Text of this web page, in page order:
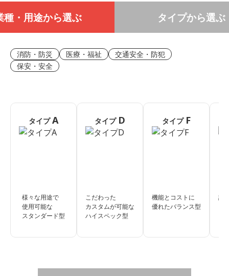
種・用途から選ぶ タイプから選ぶ
消防・防災 医療・福祉
交通安全・防犯
保安・安全
タイプA
様々な用途で
使用可能な
スタンダード型
タイプ D
こだわった
カスタムが可能な
ハイスペック型
タイプ F
機能とコストに
優れたバランス型
誰